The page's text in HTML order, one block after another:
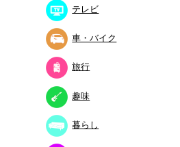
テレビ
車・バイク
旅行
趣味
暮らし